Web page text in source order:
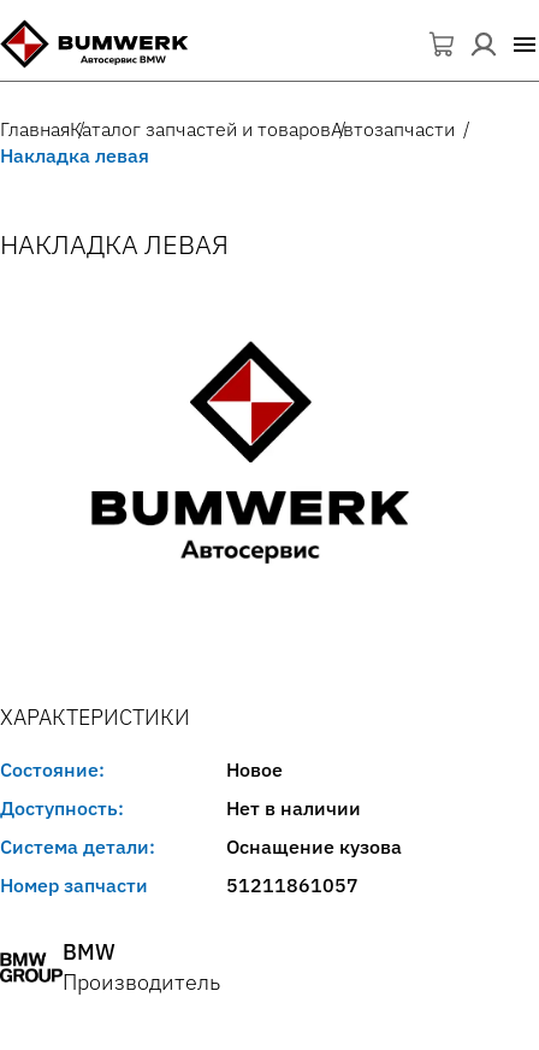
ГлавнаяКаталог запчастей и товаровАвтозапчасти
Накладка левая
НАКЛАДКА ЛЕВАЯ
ХАРАКТЕРИСТИКИ
Состояние:
Новое
Доступность:
Нет в наличии
Система детали:
Оснащение кузова
Номер запчасти
51211861057
BMW
Производитель